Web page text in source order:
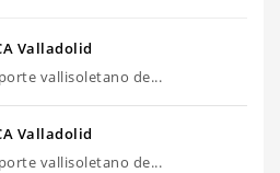
Valladolid
vallisoletano de...
Valladolid
vallisoletano de...